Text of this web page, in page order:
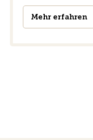
Mehr erfahren